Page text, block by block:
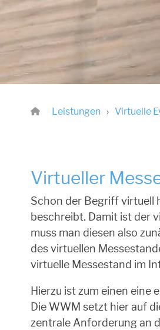
Leistungen Virtuelle
Virtueller
Schon der Begriff virtuell
beschreibt. Damit ist der
muss man diesen also
des virtuellen
virtuelle Messestand im
Hierzu ist zum einen
Die WWM setzt hier auf
zentrale Anforderung an